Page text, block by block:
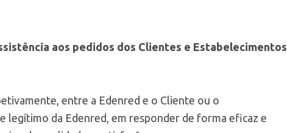
aos pedidos dos Clientes e Estabelecimentos
entre a Edenred e o Cliente ou o
legítimo da Edenred, em responder de forma eficaz e